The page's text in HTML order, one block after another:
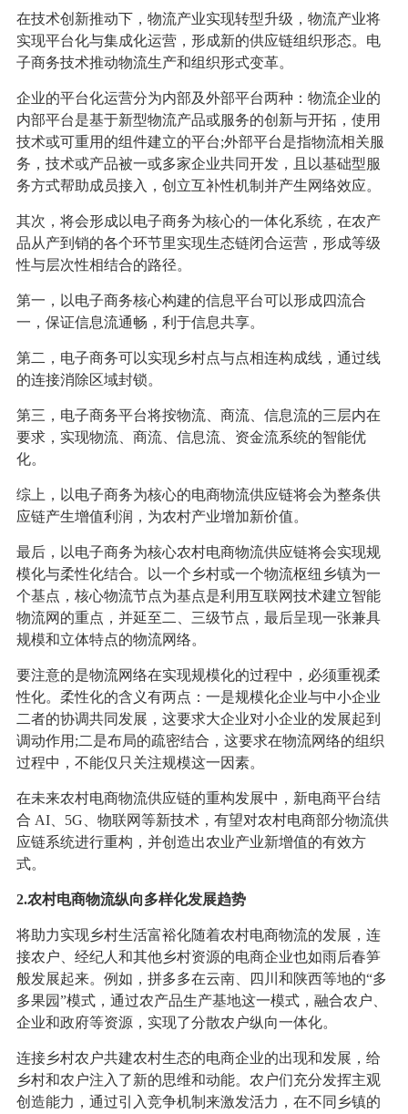
在技术创新推动下，物流产业实现转型升级，物流产业将
实现平台化与集成化运营，形成新的供应链组织形态。电
子商务技术推动物流生产和组织形式变革。
企业的平台化运营分为内部及外部平台两种：物流企业的
内部平台是基于新型物流产品或服务的创新与开拓，使用
技术或可重用的组件建立的平台;外部平台是指物流相关服
务，技术或产品被一或多家企业共同开发，且以基础型服
务方式帮助成员接入，创立互补性机制并产生网络效应。
其次，将会形成以电子商务为核心的一体化系统，在农产
品从产到销的各个环节里实现生态链闭合运营，形成等级
性与层次性相结合的路径。
第一，以电子商务核心构建的信息平台可以形成四流合
一，保证信息流通畅，利于信息共享。
第二，电子商务可以实现乡村点与点相连构成线，通过线
的连接消除区域封锁。
第三，电子商务平台将按物流、商流、信息流的三层内在
要求，实现物流、商流、信息流、资金流系统的智能优
化。
综上，以电子商务为核心的电商物流供应链将会为整条供
应链产生增值利润，为农村产业增加新价值。
最后，以电子商务为核心农村电商物流供应链将会实现规
模化与柔性化结合。以一个乡村或一个物流枢纽乡镇为一
个基点，核心物流节点为基点是利用互联网技术建立智能
物流网的重点，并延至二、三级节点，最后呈现一张兼具
规模和立体特点的物流网络。
要注意的是物流网络在实现规模化的过程中，必须重视柔
性化。柔性化的含义有两点：一是规模化企业与中小企业
二者的协调共同发展，这要求大企业对小企业的发展起到
调动作用;二是布局的疏密结合，这要求在物流网络的组织
过程中，不能仅只关注规模这一因素。
在未来农村电商物流供应链的重构发展中，新电商平台结
合 AI、5G、物联网等新技术，有望对农村电商部分物流供
应链系统进行重构，并创造出农业产业新增值的有效方
式。
2.农村电商物流纵向多样化发展趋势
将助力实现乡村生活富裕化随着农村电商物流的发展，连
接农户、经纪人和其他乡村资源的电商企业也如雨后春笋
般发展起来。例如，拼多多在云南、四川和陕西等地的“多
多果园”模式，通过农产品生产基地这一模式，融合农户、
企业和政府等资源，实现了分散农户纵向一体化。
连接乡村农户共建农村生态的电商企业的出现和发展，给
乡村和农户注入了新的思维和动能。农户们充分发挥主观
创造能力，通过引入竞争机制来激发活力，在不同乡镇的